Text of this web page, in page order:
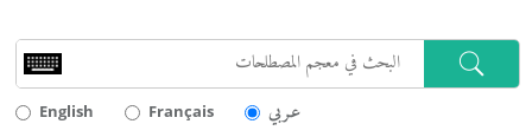
English Français عـربي